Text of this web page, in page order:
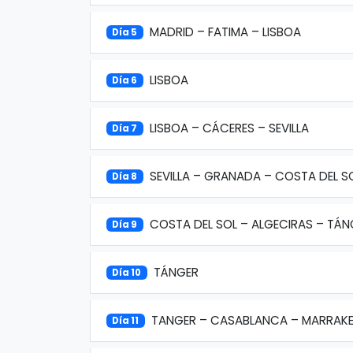
Día 5 MADRID – FATIMA – LISBOA
Día 6 LISBOA
Día 7 LISBOA – CÁCERES – SEVILLA
Día 8 SEVILLA – GRANADA – COSTA DEL
Día 9 COSTA DEL SOL – ALGECIRAS –
Día 10 TÁNGER
Día 11 TANGER – CASABLANCA –